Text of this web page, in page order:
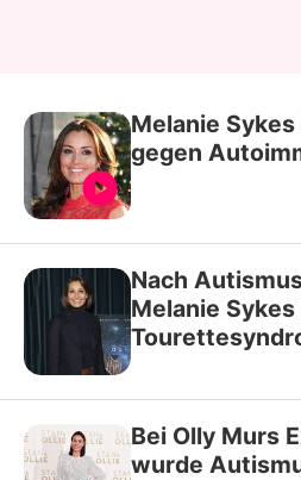
Melanie
gegen
Nach
Melanie Sykes
Bei Olly Murs
wurde